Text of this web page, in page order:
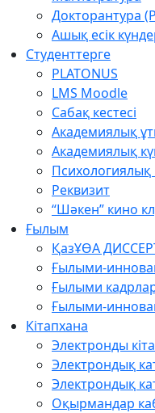
Докторантура
Ашық есік
Студенттерге
PLATONUS
LMS Moodle
Сабақ кестесі
Академиялық
Академиялық
Психологиялық
Реквизит
“Шәкен” кино
Ғылым
ҚазҰӨА
Ғылыми-
Ғылыми
Ғылыми-
Кітапхана
Электронды
Электрондық
Электрондық
Оқырмандар